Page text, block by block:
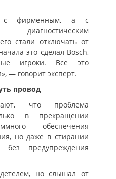
с фирменным, а с
стали отключать от
это сделал Bosch,
игроки. Все это
— говорит эксперт.
провод
что проблема
в прекращении
обеспечения
но даже в стирании
предупреждения
но слышал от